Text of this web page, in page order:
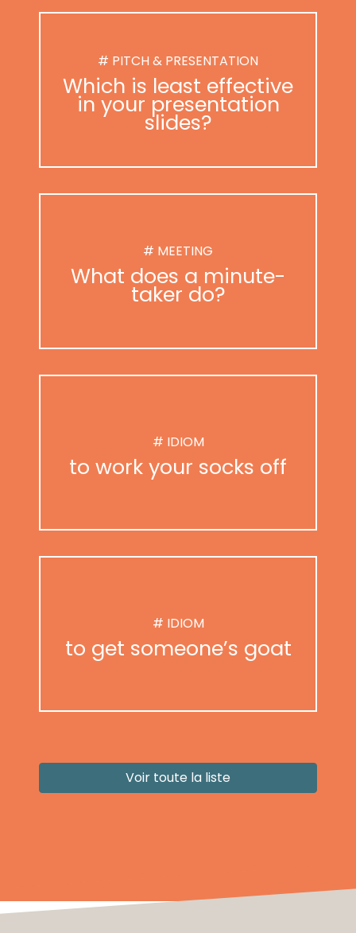
# PITCH & PRESENTATION
Which is least effective
in your presentation
slides?
# MEETING
What does a minute-
taker do?
# IDIOM
to work your socks off
# IDIOM
to get someone’s goat
Voir toute la liste